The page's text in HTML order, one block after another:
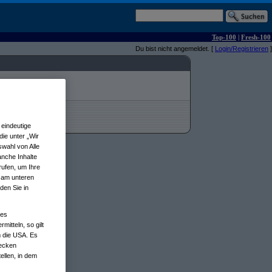
Top-100 | Fresh-100
Du bist nicht angemeldet. [ Login/Registrieren ]
unter „Wir
von Alle
Inhalte
um Ihre
unteren
Sie in
so gilt
die USA. Es
in dem